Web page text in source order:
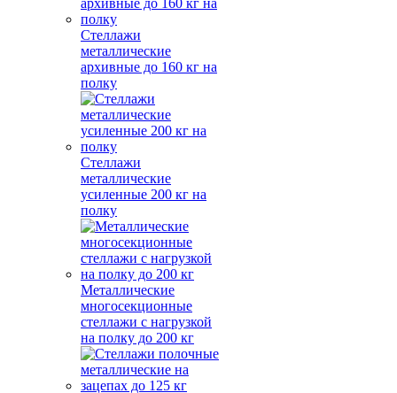
Стеллажи
металлические
архивные до 160 кг на
полку
Стеллажи
металлические
усиленные 200 кг на
полку
Металлические
многосекционные
стеллажи с нагрузкой
на полку до 200 кг